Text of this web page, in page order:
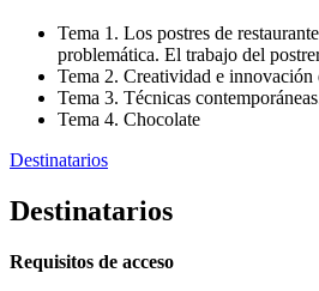
Tema 1. Los postres de
problemática. El trabajo del
Tema 2. Creatividad e innovación
Tema 3. Técnicas
Tema 4. Chocolate
Destinatarios
Destinatarios
Requisitos de acceso